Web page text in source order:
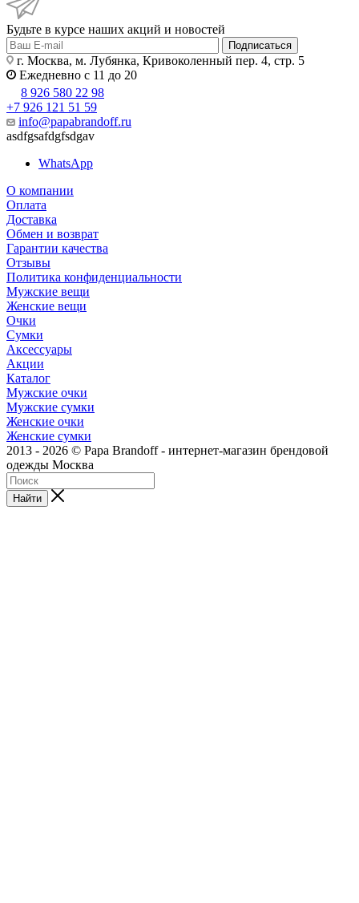
Будьте в курсе наших акций и новостей
Подписаться
г. Москва, м. Лубянка, Кривоколенный пер. 4, стр. 5
Ежедневно с 11 до 20
8 926 580 22 98
+7 926 121 51 59
info@papabrandoff.ru
asdfgsafdgfsdgav
WhatsApp
О компании
Оплата
Доставка
Обмен и возврат
Гарантии качества
Отзывы
Политика конфиденциальности
Мужские вещи
Женские вещи
Очки
Сумки
Аксессуары
Акции
Каталог
Мужские очки
Мужские сумки
Женские очки
Женские сумки
2013 - 2026 © Papa Brandoff - интернет-магазин брендовой
одежды Москва
Найти